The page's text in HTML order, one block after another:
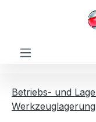
Betriebs- und
Werkzeuglagerung